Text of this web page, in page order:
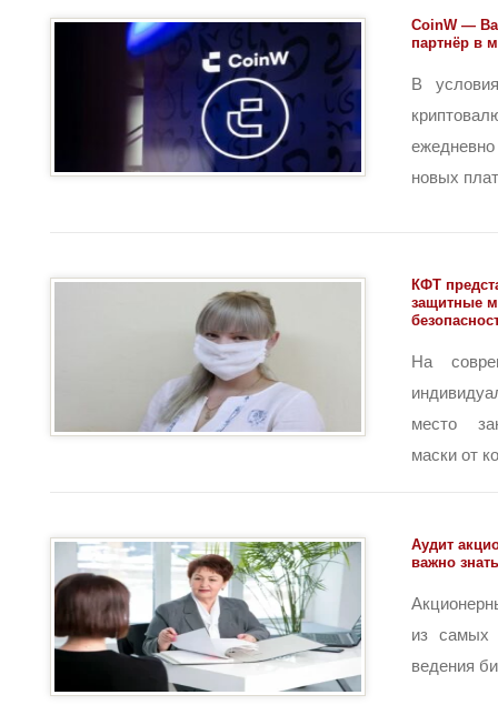
CoinW —
партнёр в
В
новых
КФТ
защитные
На
место
маски от
Аудит
важно знать
из самых
ведения